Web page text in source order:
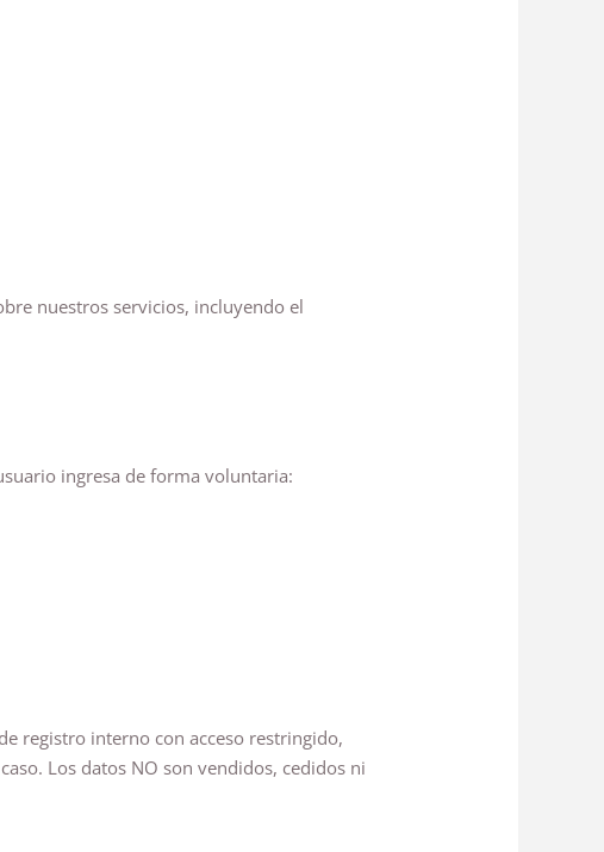
nuestros servicios, incluyendo el
ingresa de forma voluntaria:
registro interno con acceso restringido,
Los datos NO son vendidos, cedidos ni